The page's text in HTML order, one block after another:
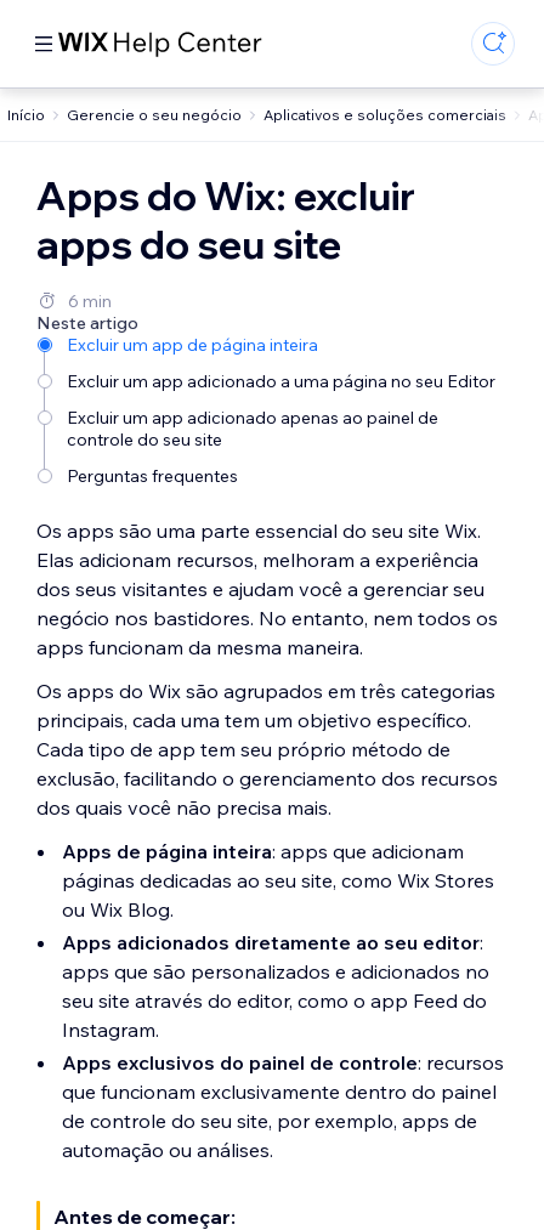
Início Gerencie o seu negócio Aplicativos e soluções comerciais
Apps do Wix: excluir
apps do seu site
6 min
Neste artigo
Excluir um app de página inteira
Excluir um app adicionado a uma página no seu Editor
Excluir um app adicionado apenas ao painel de
controle do seu site
Perguntas frequentes
Os apps são uma parte essencial do seu site Wix.
Elas adicionam recursos, melhoram a experiência
dos seus visitantes e ajudam você a gerenciar seu
negócio nos bastidores. No entanto, nem todos os
apps funcionam da mesma maneira.
Os apps do Wix são agrupados em três categorias
principais, cada uma tem um objetivo específico.
Cada tipo de app tem seu próprio método de
exclusão, facilitando o gerenciamento dos recursos
dos quais você não precisa mais.
Apps de página inteira: apps que adicionam
páginas dedicadas ao seu site, como Wix Stores
ou Wix Blog.
Apps adicionados diretamente ao seu editor:
apps que são personalizados e adicionados no
seu site através do editor, como o app Feed do
Instagram.
Apps exclusivos do painel de controle: recursos
que funcionam exclusivamente dentro do painel
de controle do seu site, por exemplo, apps de
automação ou análises.
Antes de começar: